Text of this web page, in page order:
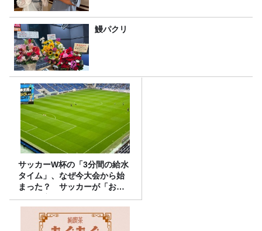
鰻パクリ
サッカーW杯の「3分間の給水
タイム」、なぜ今大会から始
まった？ サッカーが「お
金」に変わる仕組み